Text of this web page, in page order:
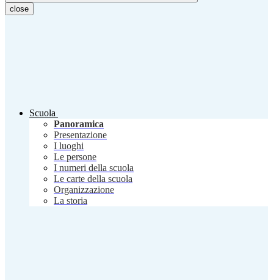
close
Scuola
Panoramica
Presentazione
I luoghi
Le persone
I numeri della scuola
Le carte della scuola
Organizzazione
La storia